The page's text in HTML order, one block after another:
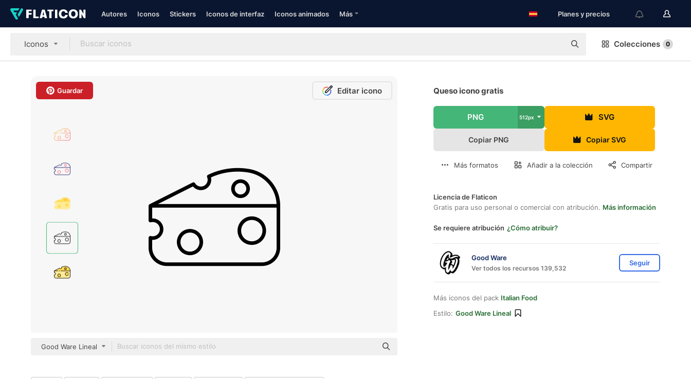
Autores Iconos Stickers Iconos de interfaz Iconos animados Más Planes y precios
Iconos Colecciones 0
Guardar Editar icono
Good Ware Lineal
Queso icono gratis
PNG 512px SVG
Copiar PNG Copiar SVG
Más formatos Añadir a la colección Compartir
Licencia de Flaticon
Gratis para uso personal o comercial con atribución. Más información
Se requiere atribución ¿Cómo atribuir?
Good Ware
Ver todos los recursos 139,532
Seguir
Más iconos del pack Italian Food
Estilo: Good Ware Lineal